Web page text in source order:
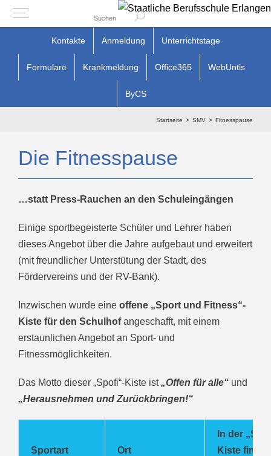
springen
Kontakte Anmeldung Unterrichtstage
Formulare Krankmeldung Office365 WebUntis
ByCS
Startseite SMV Fitnesspause
Die Fitnesspause
…statt Press-Rauchen an den Schuleingängen
Einige sportbegeisterte Schüler und Lehrer haben
dieses Angebot über die Jahre aufgebaut und erweitert
(mit freundlicher Unterstütung der Stadt, des
Fördervereins und der RV-Bank).
Inzwischen wurde eine offene „Sport und Fitness“-
Kiste für den Schulhofangeschafft, mit einem
erstaunlichen Angebot an Sport- und
Fitnessmöglichkeiten.
Das Motto dieser „Spofi“-Kiste ist„Offen für alle“ und
„Herausnehmen und Zurückbringen!“
Sportart Ort
In der
Kiste findet
Suchen